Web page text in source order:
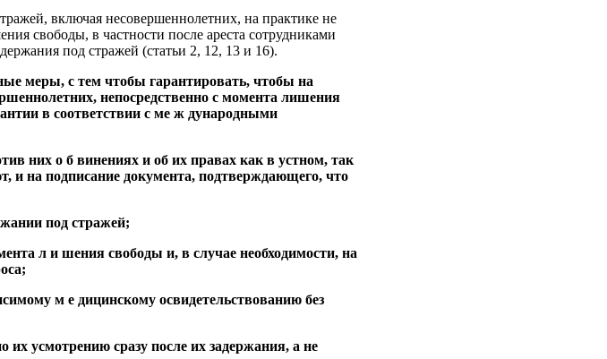
включая несовершеннолетних, на практике не
свободы, в частности после ареста сотрудниками
под стражей (статьи 2, 12, 13 и 16).
меры, с тем чтобы гарантировать, чтобы на
непосредственно с момента лишения
в соответствии с ме ж дународными
них о б винениях и об их правах как в устном, так
и на подписание документа, подтверждающего, что
под стражей;
л и шения свободы и, в случае необходимости, на
м е дицинскому освидетельствованию без
их усмотрению сразу после их задержания, а не